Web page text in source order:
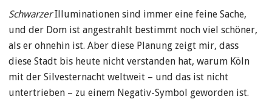
SchwarzerIlluminationen sind immer eine feine Sache,
und der Dom ist angestrahlt bestimmt noch viel schöner,
als er ohnehin ist. Aber diese Planung zeigt mir, dass
diese Stadt bis heute nicht verstanden hat, warum Köln
mit der Silvesternacht weltweit – und das ist nicht
untertrieben – zu einem Negativ-Symbol geworden ist.